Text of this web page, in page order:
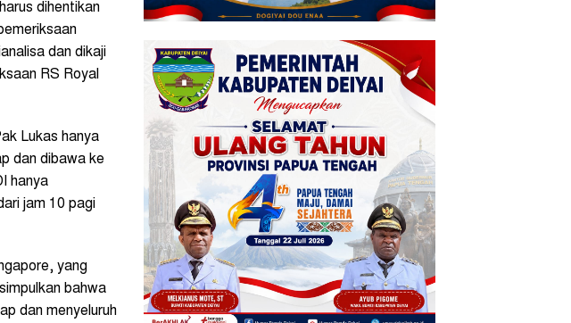
dihentikan
dan dikaji
RS Royal
Lukas hanya
dan dibawa ke
hanya
jam 10 pagi
yang
bahwa
dan menyeluruh